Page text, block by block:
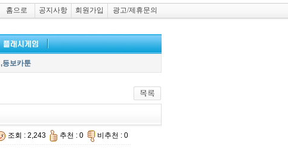
홈으로 공지사항 회원가입 광고/제휴문의
,등보카툰
조회 : 2,243 추천 : 0 비추천 : 0